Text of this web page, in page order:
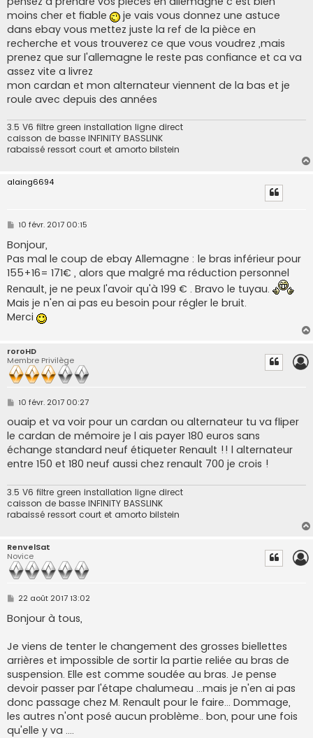
e
moins cher et fiable
je vais vous donnez une astuce
dans ebay vous mettez juste la ref de la pièce en
recherche et vous trouverez ce que vous voudrez ,mais
prenez que sur l'allemagne le reste pas confiance et ca va
assez vite a livrez
mon cardan et mon alternateur viennent de la bas et je
roule avec depuis des années
3.5 V6 filtre green installation ligne direct
caisson de basse INFINITY BASSLINK
rabaissé ressort court et amorto bilstein
alaing6694
M
s
s
a
g
e
10 févr. 2017 00:15
Bonjour,
Pas mal le coup de ebay Allemagne : le bras inférieur pour
155+16= 171€ , alors que malgré ma réduction personnel
Renault, je ne peux l'avoir qu'à 199 € . Bravo le tuyau.
Mais je n'en ai pas eu besoin pour régler le bruit.
Merci
roroHD
Membre Privilège
M
s
s
a
g
e
10 févr. 2017 00:27
ouaip et va voir pour un cardan ou alternateur tu va fliper
le cardan de mémoire je l ais payer 180 euros sans
échange standard neuf étiqueter Renault !! l alternateur
entre 150 et 180 neuf aussi chez renault 700 je crois !
3.5 V6 filtre green installation ligne direct
caisson de basse INFINITY BASSLINK
rabaissé ressort court et amorto bilstein
RenvelSat
Novice
M
s
s
g
e
22 août 2017 13:02
Bonjour à tous,
Je viens de tenter le changement des grosses biellettes
arrières et impossible de sortir la partie reliée au bras de
suspension. Elle est comme soudée au bras. Je pense
devoir passer par l'étape chalumeau ...mais je n'en ai pas
donc passage chez M. Renault pour le faire... Dommage,
les autres n'ont posé aucun problème.. bon, pour une fois
qu'elle y va ....